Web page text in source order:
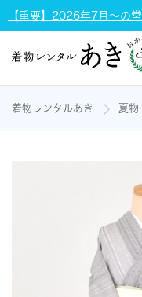
【重要】2026年7月～の
着物レンタルあき 夏物